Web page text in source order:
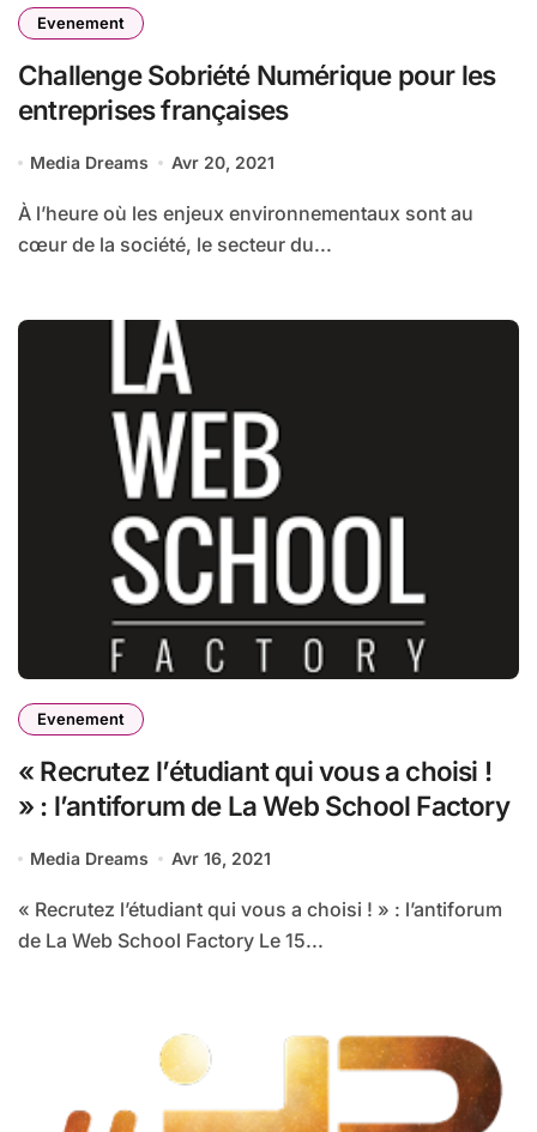
Evenement
Challenge Sobriété Numérique pour les
entreprises françaises
Media Dreams Avr 20, 2021
À l’heure où les enjeux environnementaux sont au
cœur de la société, le secteur du...
Evenement
« Recrutez l’étudiant qui vous a choisi !
» : l’antiforum de La Web School Factory
Media Dreams Avr 16, 2021
« Recrutez l’étudiant qui vous a choisi ! » : l’antiforum
de La Web School Factory Le 15...